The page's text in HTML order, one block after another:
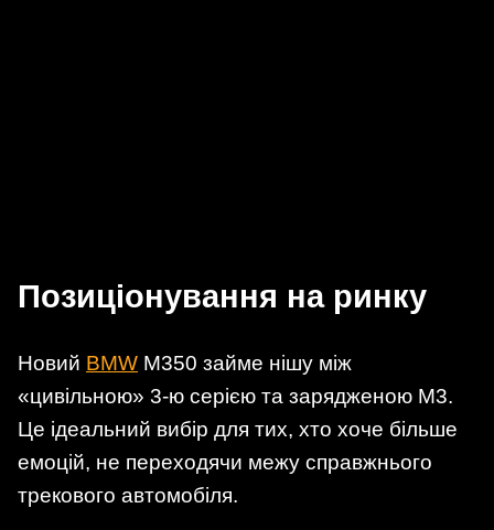
Позиціонування на ринку
Новий BMW M350 займе нішу між
«цивільною» 3-ю серією та зарядженою M3.
Це ідеальний вибір для тих, хто хоче більше
емоцій, не переходячи межу справжнього
трекового автомобіля.